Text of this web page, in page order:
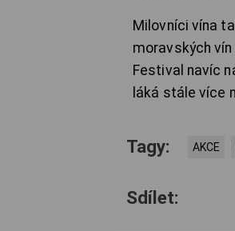
Milovníci vína
moravských
Festival navíc
láká stále více
Tagy: AKCE
Sdílet: